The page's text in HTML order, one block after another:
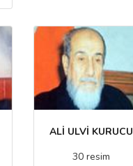
ALİ ULVİ KURUCU
30 resim